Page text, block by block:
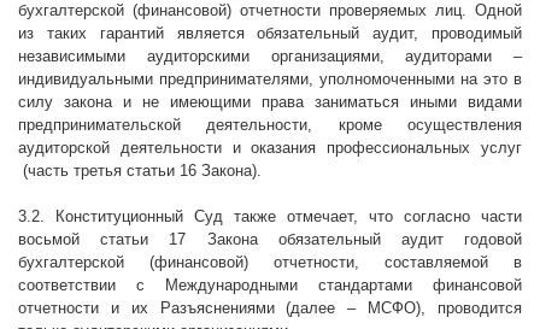
бухгалтерской (финансовой) отчетности проверяемых лиц. Одной
из таких гарантий является обязательный аудит, проводимый
независимыми аудиторскими организациями, аудиторами –
индивидуальными предпринимателями, уполномоченными на это в
силу закона и не имеющими права заниматься иными видами
предпринимательской деятельности, кроме осуществления
аудиторской деятельности и оказания профессиональных услуг
(часть третья статьи 16 Закона).
3.2. Конституционный Суд также отмечает, что согласно части
восьмой статьи 17 Закона обязательный аудит годовой
бухгалтерской (финансовой) отчетности, составляемой в
соответствии с Международными стандартами финансовой
отчетности и их Разъяснениями (далее – МСФО), проводится